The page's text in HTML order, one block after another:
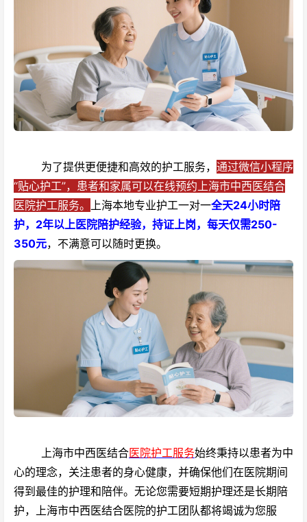
为了提供更便捷和高效的护工服务， 通过微信小程序
“贴心护工”，患者和家属可以在线预约上海市中西医结合
医院护工服务。
上海本地专业护工一对一全天24小时陪
护，2年以上医院陪护经验，持证上岗，每天仅需250-
350元，不满意可以随时更换。
上海市中西医结合医院护工服务始终秉持以患者为中
心的理念，关注患者的身心健康，并确保他们在医院期间
得到最佳的护理和陪伴。无论您需要短期护理还是长期陪
护，上海市中西医结合医院的护工团队都将竭诚为您服